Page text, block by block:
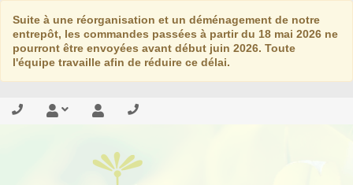
Suite à une réorganisation et un déménagement de notre
entrepôt, les commandes passées à partir du 18 mai 2026 ne
pourront être envoyées avant début juin 2026. Toute
l'équipe travaille afin de réduire ce délai.